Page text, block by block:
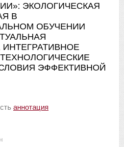
ЭКОЛОГИЧЕСКАЯ
В
ОБУЧЕНИИ
ЭФФЕКТИВНОЙ
аннотация